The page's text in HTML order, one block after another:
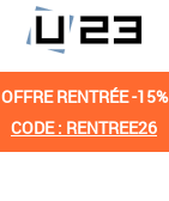
OFFRE RENTRÉE -15%
CODE : RENTREE26